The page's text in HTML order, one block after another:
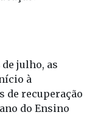
julho, as
à
de recuperação
do Ensino